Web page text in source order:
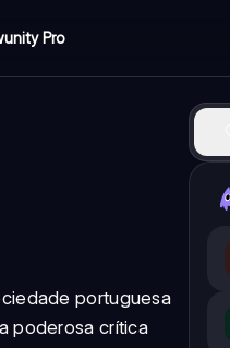
Pro
portuguesa
poderosa crítica